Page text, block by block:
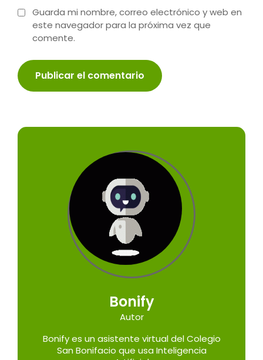
Guarda mi nombre, correo electrónico y web en
este navegador para la próxima vez que
comente.
Bonify
Autor
Bonify es un asistente virtual del Colegio
San Bonifacio que usa Inteligencia